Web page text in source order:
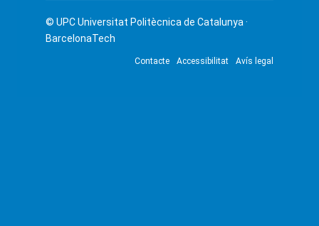
© UPCUniversitat Politècnica de Catalunya ·
BarcelonaTech
Contacte Accessibilitat Avís legal